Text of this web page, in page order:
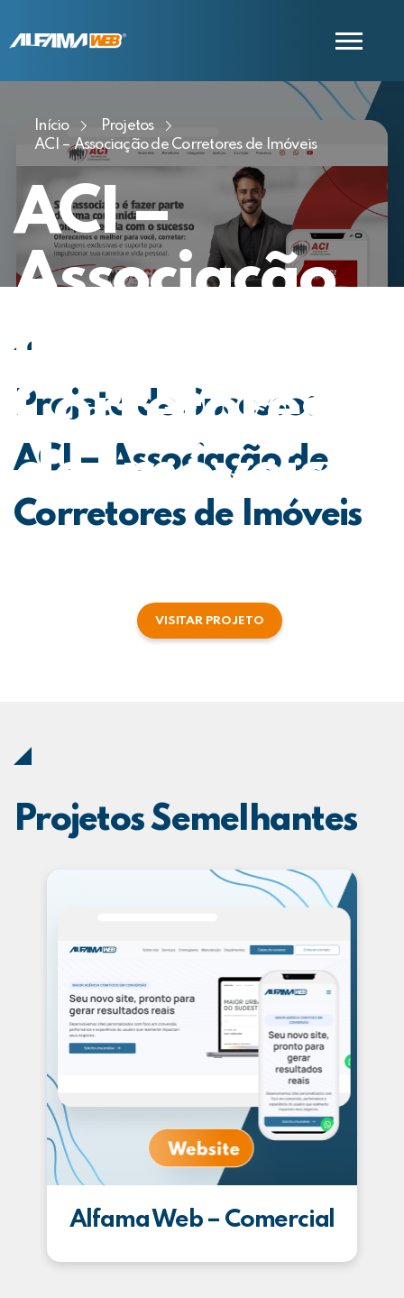
Início
Projetos
ACI – Associação de Corretores de Imóveis
ACI –
Associação
de
Corretores
de Imóveis
Projeto de Sucesso:
ACI – Associação de
Corretores de Imóveis
VISITAR PROJETO
Projetos Semelhantes
Alfama Web – Comercial